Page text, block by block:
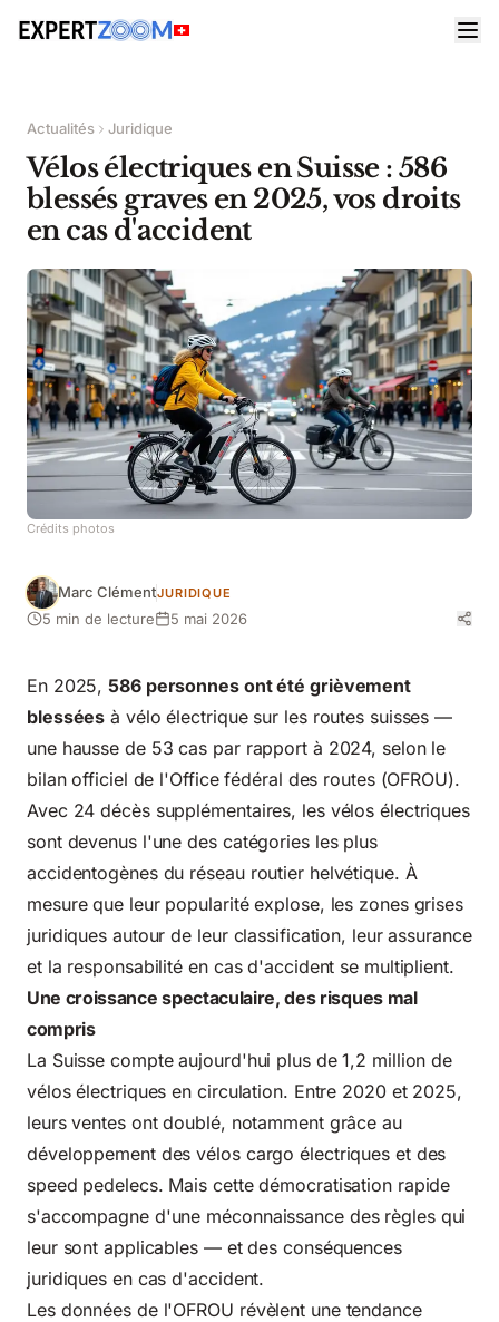
Actualités Juridique
Vélos électriques en Suisse : 586
blessés graves en 2025, vos droits
en cas d'accident
Crédits photos
Marc ClémentJURIDIQUE
5 min de lecture 5 mai 2026
En 2025,586 personnes ont été grièvement
blessées à vélo électrique sur les routes suisses —
une hausse de 53 cas par rapport à 2024, selon le
bilan officiel de l'Office fédéral des routes (OFROU).
Avec 24 décès supplémentaires, les vélos électriques
sont devenus l'une des catégories les plus
accidentogènes du réseau routier helvétique. À
mesure que leur popularité explose, les zones grises
juridiques autour de leur classification, leur assurance
et la responsabilité en cas d'accident se multiplient.
Une croissance spectaculaire, des risques mal
compris
La Suisse compte aujourd'hui plus de 1,2 million de
vélos électriques en circulation. Entre 2020 et 2025,
leurs ventes ont doublé, notamment grâce au
développement des vélos cargo électriques et des
speed pedelecs. Mais cette démocratisation rapide
s'accompagne d'une méconnaissance des règles qui
leur sont applicables — et des conséquences
juridiques en cas d'accident.
Les données de l'OFROU révèlent une tendance